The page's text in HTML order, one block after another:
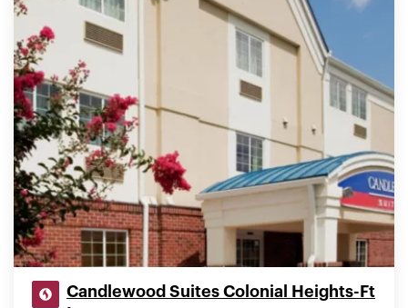
Candlewood Suites Colonial Heights-Ft